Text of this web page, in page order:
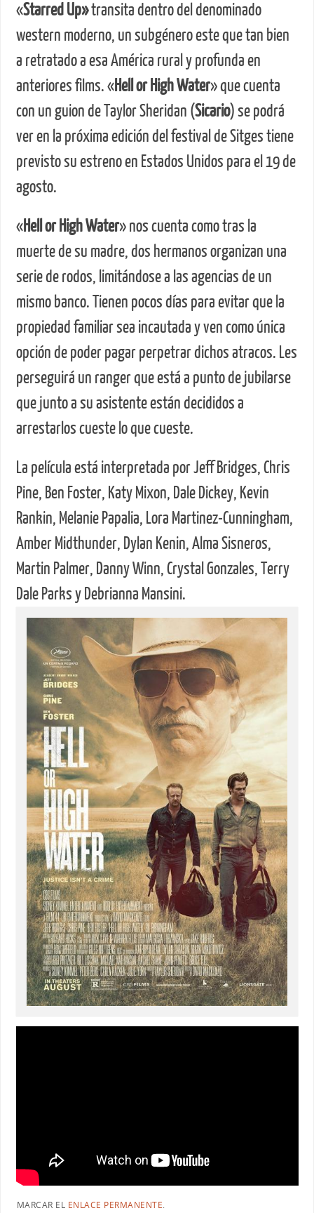
«Starred Up»transita dentro del denominado
western moderno, un subgénero este que tan bien
a retratado a esa América rural y profunda en
anteriores films. «Hell or High Water» que cuenta
con un guion de Taylor Sheridan (Sicario) se podrá
ver en la próxima edición del festival de Sitges tiene
previsto su estreno en Estados Unidos para el 19 de
agosto.
«Hell or High Water» nos cuenta como tras la
muerte de su madre, dos hermanos organizan una
serie de rodos, limitándose a las agencias de un
mismo banco. Tienen pocos días para evitar que la
propiedad familiar sea incautada y ven como única
opción de poder pagar perpetrar dichos atracos. Les
perseguirá un ranger que está a punto de jubilarse
que junto a su asistente están decididos a
arrestarlos cueste lo que cueste.
La película está interpretada por Jeff Bridges, Chris
Pine, Ben Foster, Katy Mixon, Dale Dickey, Kevin
Rankin, Melanie Papalia, Lora Martinez-Cunningham,
Amber Midthunder, Dylan Kenin, Alma Sisneros,
Martin Palmer, Danny Winn, Crystal Gonzales, Terry
Dale Parks y Debrianna Mansini.
MARCAR EL ENLACE PERMANENTE.